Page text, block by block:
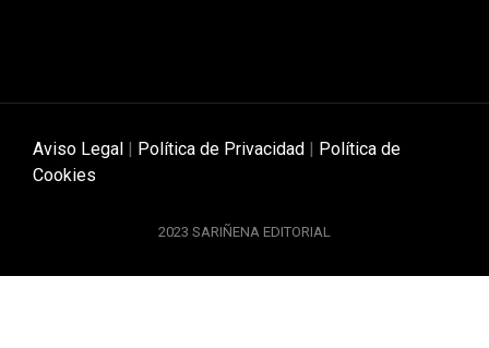
2023 SARIÑENA EDITORIAL
Aviso Legal Política de Privacidad
Política de
Cookies